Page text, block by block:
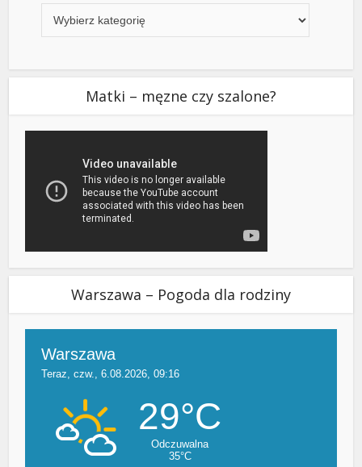
Matki – męzne czy szalone?
Warszawa – Pogoda dla rodziny